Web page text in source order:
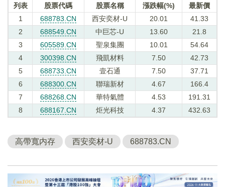
列表 股票代碼 股票名稱 漲跌幅(%)
最新價
1
688783.CN 西安奕材-U 20.01
41.33
2
688549.CN 中巨芯-U 13.60
21.8
3
605589.CN 聖泉集團 10.01
54.64
4
300398.CN 飛凱材料 7.50
42.73
5
688733.CN 壹石通 7.50
37.71
6
688300.CN 聯瑞新材 4.67
166.4
7
688268.CN 華特氣體 4.53
191.31
8
688167.CN 炬光科技 4.37 432.63
高帶寬内存 西安奕材-U 688783.CN